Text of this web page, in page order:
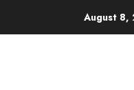
August 8,